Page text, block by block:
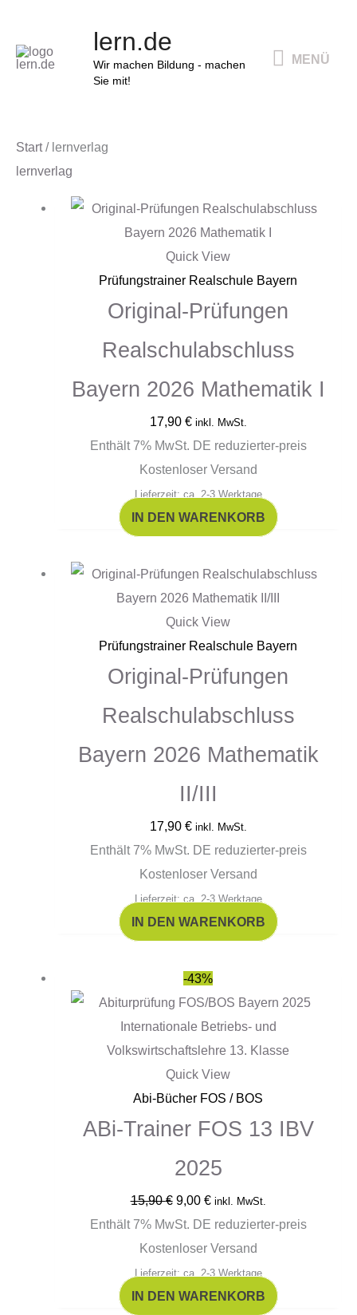
springen
lern.de
Wir machen Bildung - machen
Sie mit!
MENÜ
Start/ lernverlag
lernverlag
Quick View
Prüfungstrainer Realschule Bayern
Original-Prüfungen
Realschulabschluss
Bayern 2026 Mathematik I
17,90 € inkl. MwSt.
Enthält 7% MwSt. DE reduzierter-preis
Kostenloser Versand
Lieferzeit: ca. 2-3 Werktage
IN DEN WARENKORB
Quick View
Prüfungstrainer Realschule Bayern
Original-Prüfungen
Realschulabschluss
Bayern 2026 Mathematik
II/III
17,90 € inkl. MwSt.
Enthält 7% MwSt. DE reduzierter-preis
Kostenloser Versand
Lieferzeit: ca. 2-3 Werktage
IN DEN WARENKORB
-43%
Quick View
Abi-Bücher FOS / BOS
ABi-Trainer FOS 13 IBV
2025
15,90€
Ursprünglicher
Preis
war:
15,90 €
9,00 €
Aktueller
Preis
ist:
9,00 €.
inkl. MwSt.
Enthält 7% MwSt. DE reduzierter-preis
Kostenloser Versand
Lieferzeit: ca. 2-3 Werktage
IN DEN WARENKORB